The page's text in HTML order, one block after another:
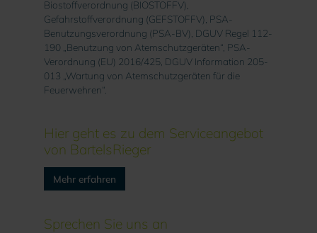
Biostoffverordnung (BIOSTOFFV),
Gefahrstoffverordnung (GEFSTOFFV), PSA-
Benutzungsverordnung (PSA-BV), DGUV Regel 112-
190 „Benutzung von Atemschutzgeräten“, PSA-
Verordnung (EU) 2016/425, DGUV Information 205-
013 „Wartung von Atemschutzgeräten für die
Feuerwehren“.
Hier geht es zu dem Serviceangebot
von BartelsRieger
Mehr erfahren
Sprechen Sie uns an